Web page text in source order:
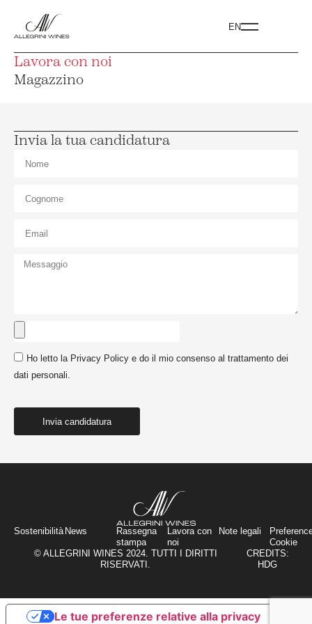
EN
Lavora con noi
Magazzino
Invia la tua candidatura
Ho letto la Privacy Policy e do il mio consenso al trattamento dei
dati personali.
Invia candidatura
Sostenibilità News
Rassegna
stampa
Lavora con
noi
Note legali
Cookie
© ALLEGRINI WINES 2024. TUTTI I DIRITTI
RISERVATI.
CREDITS:
HDG
Le tue preferenze relative alla privacy